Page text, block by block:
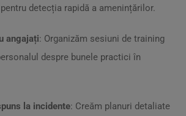
detecția rapidă a amenințărilor.
angajați: Organizăm sesiuni de training
despre bunele practici în
la incidente: Creăm planuri detaliate